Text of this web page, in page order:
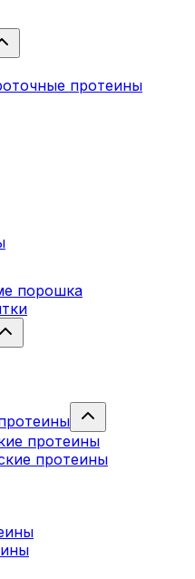
протеины
порошка
протеины
протеины